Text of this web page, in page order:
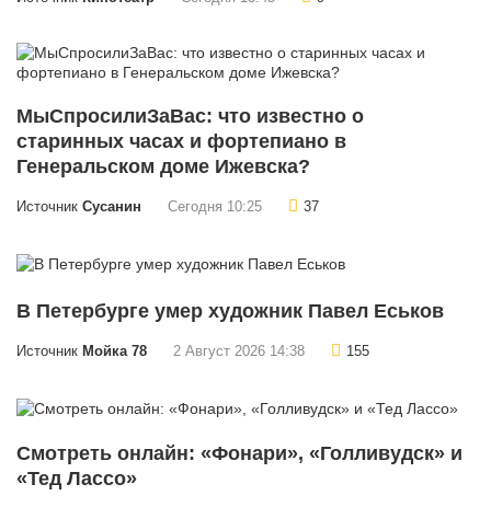
МыСпросилиЗаВас: что известно о
старинных часах и фортепиано в
Генеральском доме Ижевска?
Источник Сусанин Сегодня 10:25 37
В Петербурге умер художник Павел Еськов
Источник Мойка 78 2 Август 2026 14:38 155
Смотреть онлайн: «Фонари», «Голливудск» и
«Тед Лассо»